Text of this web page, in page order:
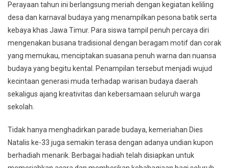
Perayaan tahun ini berlangsung meriah dengan kegiatan keliling
desa dan karnaval budaya yang menampilkan pesona batik serta
kebaya khas Jawa Timur. Para siswa tampil penuh percaya diri
mengenakan busana tradisional dengan beragam motif dan corak
yang memukau, menciptakan suasana penuh warna dan nuansa
budaya yang begitu kental. Penampilan tersebut menjadi wujud
kecintaan generasi muda terhadap warisan budaya daerah
sekaligus ajang kreativitas dan kebersamaan seluruh warga
sekolah.
Tidak hanya menghadirkan parade budaya, kemeriahan Dies
Natalis ke-33 juga semakin terasa dengan adanya undian kupon
berhadiah menarik. Berbagai hadiah telah disiapkan untuk